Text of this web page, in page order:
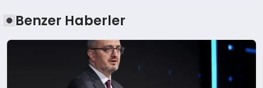
Benzer Haberler